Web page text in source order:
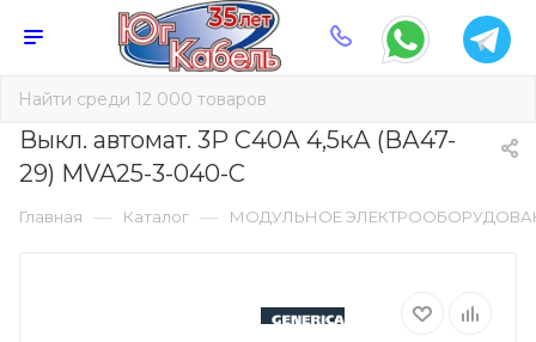
Выкл. автомат. 3Р С40А 4,5кА (ВА47-
29) MVA25-3-040-C
Главная — Каталог — МОДУЛЬНОЕ